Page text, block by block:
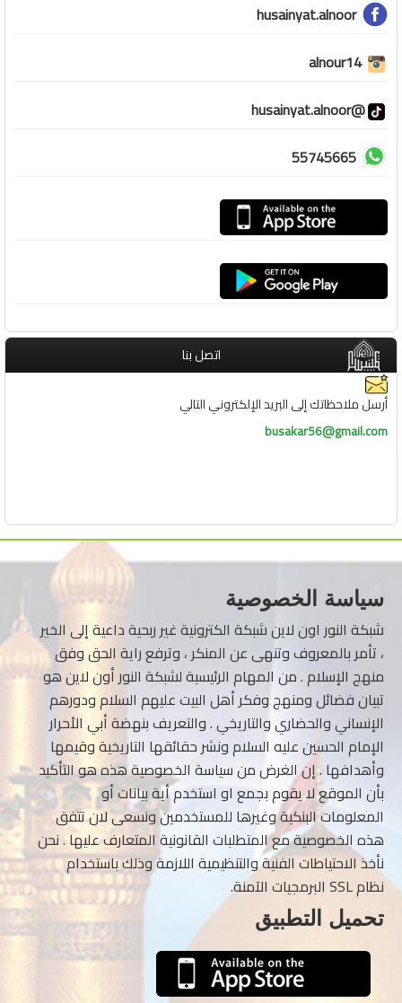
husainyat.alnoor
alnour14
@husainyat.alnoor
55745665
اتصل بنا
أرسل ملاحظاتك إلى البريد الإلكتروني التالي
busakar56@gmail.com
سياسة الخصوصية
شبكة النور اون لاين شبكة الكترونية غير ربحية داعية إلى الخير
، تأمر بالمعروف وتنهى عن المنكر ، وترفع راية الحق وفق
منهج الإسلام . من المهام الرئيسية لشبكة النور أون لاين هو
تبيان فضائل ومنهج وفكر أهل البيت عليهم السلام ودورهم
الإنساني والحضاري والتاريخي . والتعريف بنهضة أبي الأحرار
الإمام الحسين عليه السلام ونشر حقائقها التاريخية وقيمها
وأهدافها . إن الغرض من سياسة الخصوصية هذه هو التأكيد
بأن الموقع لا يقوم بجمع او استخدم أية بيانات أو
المعلومات البنكية وغيرها للمستخدمين ونسعى لان تتفق
هذه الخصوصية مع المتطلبات القانونية المتعارف عليها . نحن
نأخذ الاحتياطات الفنية والتنظيمية اللازمة وذلك باستخدام
نظام SSL البرمجيات الآمنة.
تحميل التطبيق